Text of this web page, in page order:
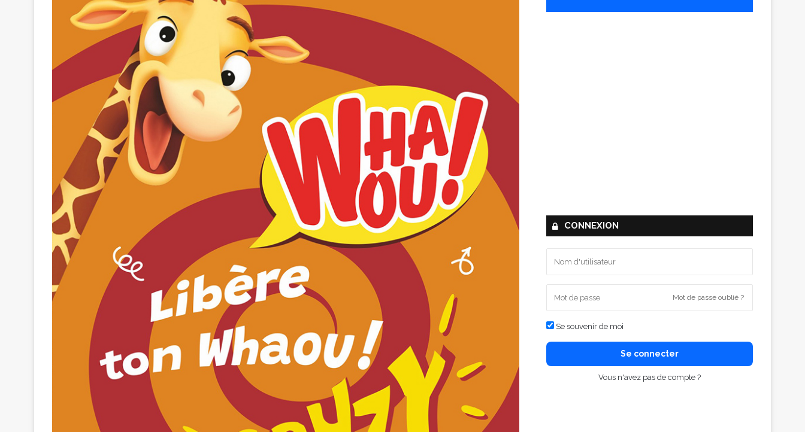
CONNEXION
Mot de passe oublié ?
Se souvenir de moi
Se connecter
Vous n'avez pas de compte ?